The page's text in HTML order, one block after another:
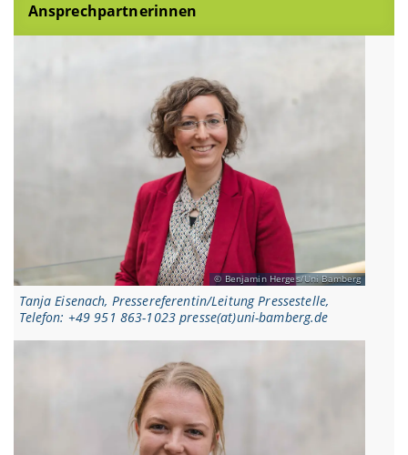
Ansprechpartnerinnen
Benjamin Herges/Uni Bamberg
Tanja Eisenach, Pressereferentin/Leitung Pressestelle,
Telefon: +49 951 863-1023 presse(at)uni-bamberg.de